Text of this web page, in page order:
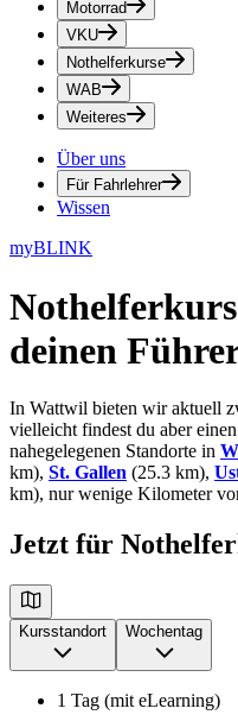
Motorrad
VKU
Nothelferkurse
WAB
Weiteres
Über uns
Für Fahrlehrer
Wissen
myBLINK
deinen
In Wattwil bieten wir aktuell
vielleicht findest du aber
nahegelegenen Standorte in
km), St. Gallen (25.3 km),
km), nur wenige Kilometer
Jetzt für
Kursstandort Wochentag
1 Tag (mit eLearning)